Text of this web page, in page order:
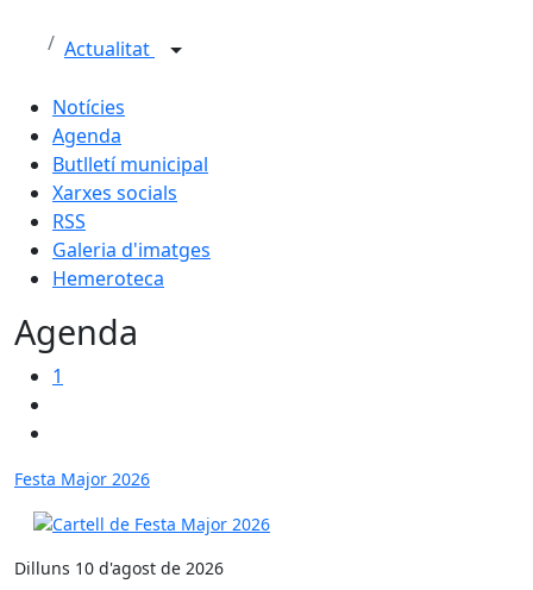
Actualitat
Notícies
Agenda
Butlletí municipal
Xarxes socials
RSS
Galeria d'imatges
Hemeroteca
Agenda
1
Festa Major 2026
Dilluns 10 d'agost de 2026